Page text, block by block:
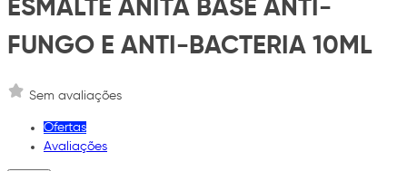
ESMALTE ANITA BASE ANTI-
FUNGO E ANTI-BACTERIA 10ML
Sem avaliações
Ofertas
Avaliações